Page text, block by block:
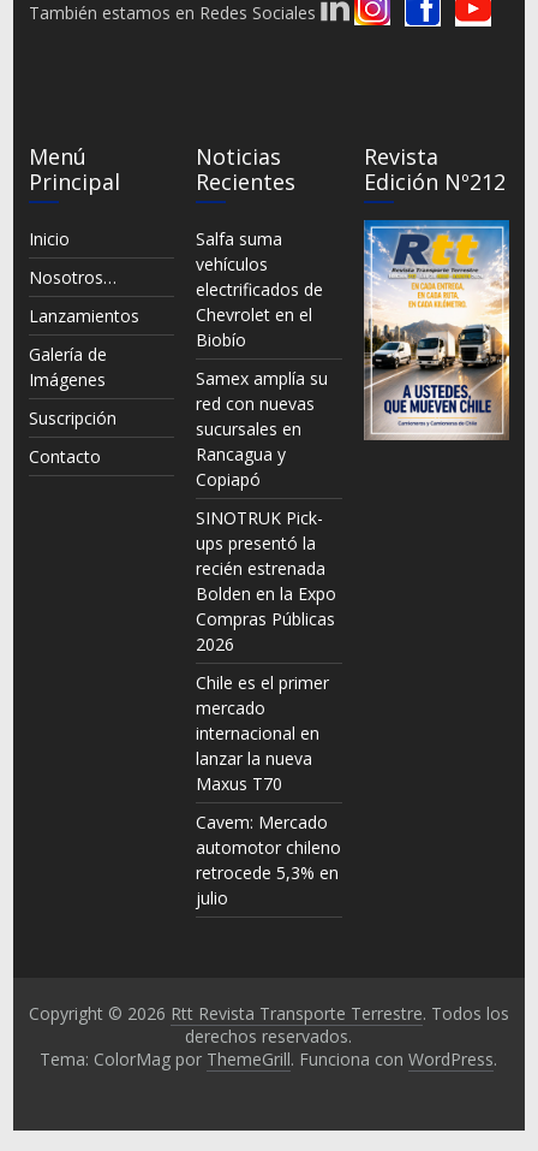
También estamos en Redes Sociales
Menú
Principal
Inicio
Nosotros…
Lanzamientos
Galería de
Imágenes
Suscripción
Contacto
Noticias
Recientes
Salfa suma
vehículos
electrificados de
Chevrolet en el
Biobío
Samex amplía su
red con nuevas
sucursales en
Rancagua y
Copiapó
SINOTRUK Pick-
ups presentó la
recién estrenada
Bolden en la Expo
Compras Públicas
2026
Chile es el primer
mercado
internacional en
lanzar la nueva
Maxus T70
Cavem: Mercado
automotor chileno
retrocede 5,3% en
julio
Revista
Edición Nº212
Copyright © 2026 Rtt Revista Transporte Terrestre. Todos los
derechos reservados.
Tema: ColorMag por ThemeGrill. Funciona conWordPress.